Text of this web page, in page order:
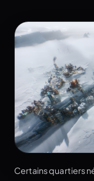
Certains quartiers